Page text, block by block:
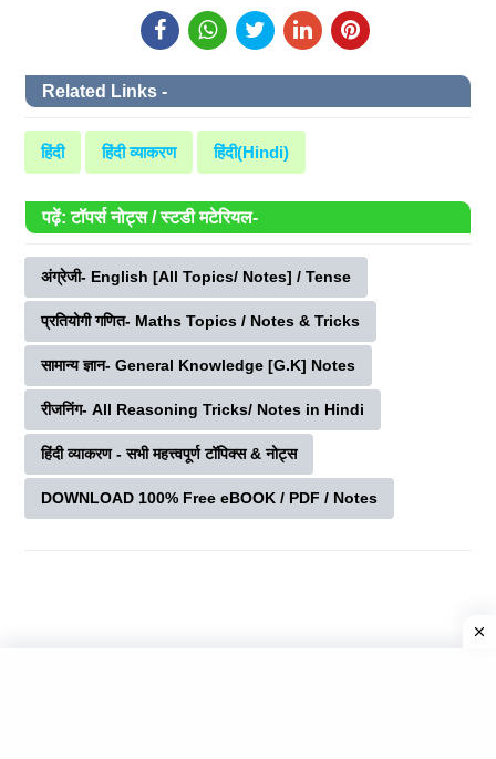
Related Links -
हिंदी हिंदी व्याकरण हिंदी(Hindi)
पढ़ें: टॉपर्स नोट्स / स्टडी मटेरियल-
अंग्रेजी- English [All Topics/ Notes] / Tense
प्रतियोगी गणित- Maths Topics / Notes & Tricks
सामान्य ज्ञान- General Knowledge [G.K] Notes
रीजनिंग- All Reasoning Tricks/ Notes in Hindi
हिंदी व्याकरण - सभी महत्त्वपूर्ण टॉपिक्स & नोट्स
DOWNLOAD 100% Free eBOOK / PDF / Notes